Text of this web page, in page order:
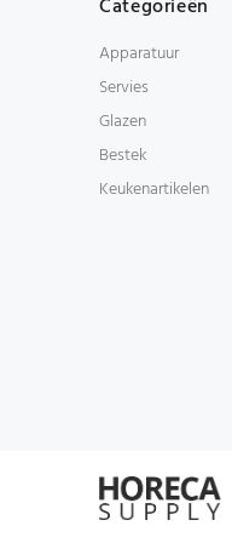
Categorieën
Apparatuur
Servies
Glazen
Bestek
Keukenartikelen